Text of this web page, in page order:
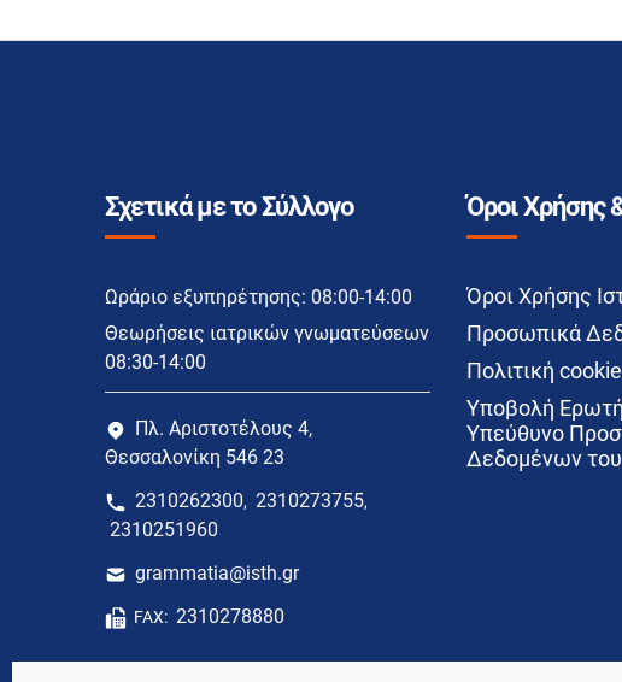
Σχετικά με το Σύλλογο
Ωράριο εξυπηρέτησης: 08:00-14:00
Θεωρήσεις ιατρικών γνωματεύσεων
08:30-14:00
Πλ. Αριστοτέλους 4,
Θεσσαλονίκη 546 23
2310262300, 2310273755,
2310251960
grammatia@isth.gr
FAX: 2310278880
Όροι Χρήσης
Όροι Χρήσης
Προσωπικά
Πολιτική
Υποβολή
Υπεύθυνο
Δεδομένων